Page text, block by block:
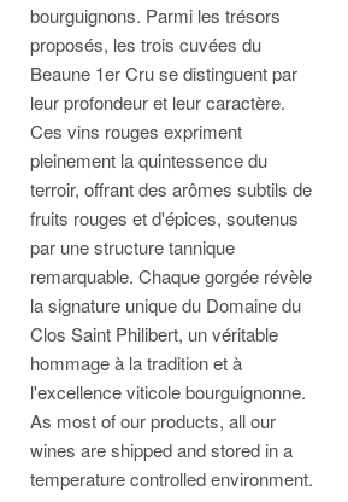
bourguignons. Parmi les trésors
proposés, les trois cuvées du
Beaune 1er Cru se distinguent par
leur profondeur et leur caractère.
Ces vins rouges expriment
pleinement la quintessence du
terroir, offrant des arômes subtils de
fruits rouges et d'épices, soutenus
par une structure tannique
remarquable. Chaque gorgée révèle
la signature unique du Domaine du
Clos Saint Philibert, un véritable
hommage à la tradition et à
l'excellence viticole bourguignonne.
As most of our products, all our
wines are shipped and stored in a
temperature controlled environment.